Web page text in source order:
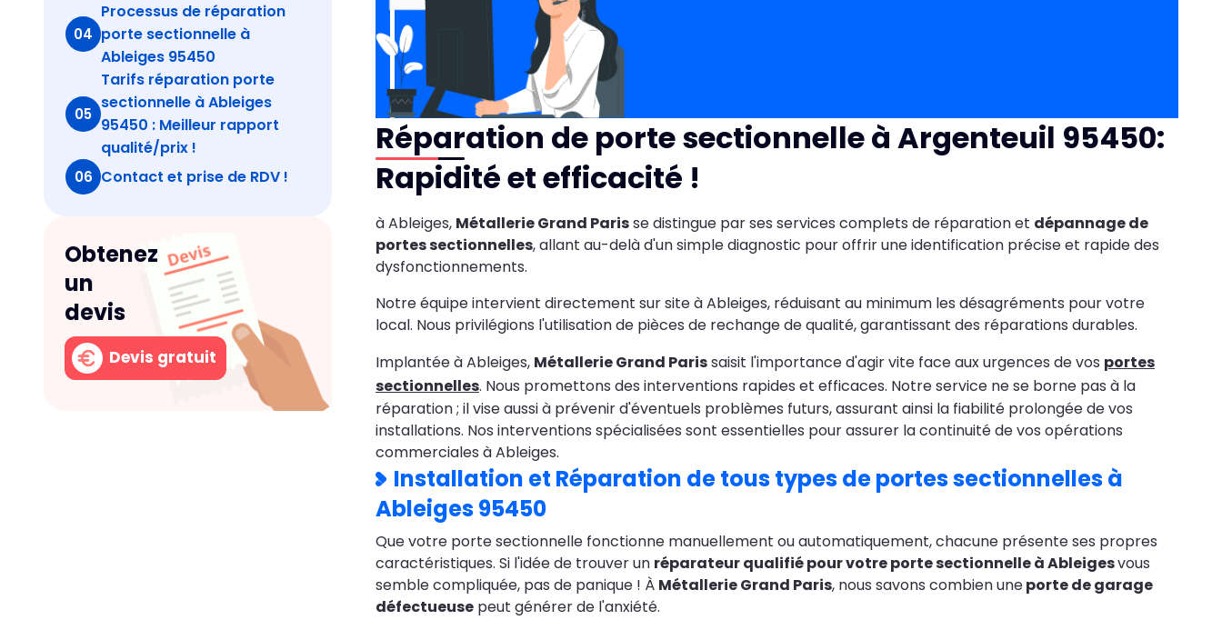
04
Processus de réparation
porte sectionnelle à
Ableiges 95450
05
Tarifs réparation porte
sectionnelle à Ableiges
95450 : Meilleur rapport
qualité/prix !
06 Contact et prise de RDV !
Obtenez
un
devis
Devis gratuit
Réparation de porte sectionnelle à Argenteuil 95450:
Rapidité et efficacité !
à Ableiges, Métallerie Grand Parisse distingue par ses services complets de réparation et dépannage de
portes sectionnelles, allant au-delà d'un simple diagnostic pour offrir une identification précise et rapide des
dysfonctionnements.
Notre équipe intervient directement sur site à Ableiges, réduisant au minimum les désagréments pour votre
local. Nous privilégions l'utilisation de pièces de rechange de qualité, garantissant des réparations durables.
Implantée à Ableiges, Métallerie Grand Parissaisit l'importance d'agir vite face aux urgences de vos portes
sectionnelles. Nous promettons des interventions rapides et efficaces. Notre service ne se borne pas à la
réparation ; il vise aussi à prévenir d'éventuels problèmes futurs, assurant ainsi la fiabilité prolongée de vos
installations. Nos interventions spécialisées sont essentielles pour assurer la continuité de vos opérations
commerciales à Ableiges.
Installation et Réparation de tous types de portes sectionnelles à
Ableiges 95450
Que votre porte sectionnelle fonctionne manuellement ou automatiquement, chacune présente ses propres
caractéristiques. Si l'idée de trouver un réparateur qualifié pour votre porte sectionnelle à Ableigesvous
semble compliquée, pas de panique ! À Métallerie Grand Paris, nous savons combien uneporte de garage
défectueuse peut générer de l'anxiété.